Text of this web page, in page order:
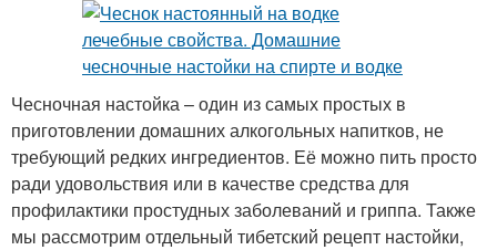
Чесночная настойка – один из самых простых в
приготовлении домашних алкогольных напитков, не
требующий редких ингредиентов. Её можно пить просто
ради удовольствия или в качестве средства для
профилактики простудных заболеваний и гриппа. Также
мы рассмотрим отдельный тибетский рецепт настойки,